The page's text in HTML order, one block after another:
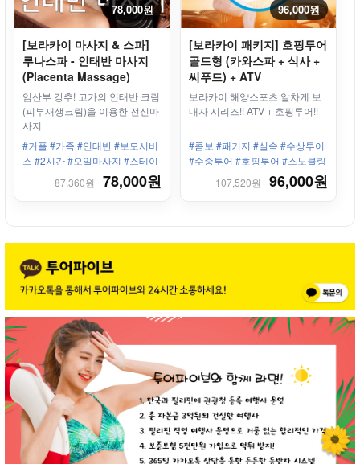
78,000원
[보라카이 마사지 & 스파]
루나스파 - 인태반 마사지
(Placenta Massage)
임산부 강추! 고가의 인태반 크림
(피부재생크림)을 이용한 전신마
사지
#커플 #가족 #인태반 #보모서비
스 #2시간 #오일마사지 #스테이
션3 #피부재생 #임산부 #샤워 #
87,360원 78,000원
96,000원
[보라카이 패키지] 호핑투어
골드형 (카와스파 + 식사 +
씨푸드) + ATV
보라카이 해양스포츠 알차게 보
내자 시리즈!! ATV + 호핑투어!!
#콤보 #패키지 #실속 #수상투어
#수중투어 #호핑투어 #스노클링
107,520원 96,000원